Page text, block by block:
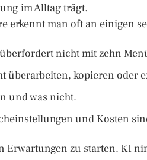
im Alltag trägt.
erkennt man oft an einigen
nicht mit zehn
überarbeiten, kopieren oder
und was nicht.
und Kosten
zu starten. KI